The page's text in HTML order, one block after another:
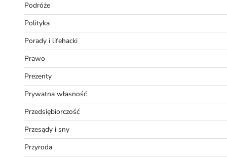
Podróże
Polityka
Porady i lifehacki
Prawo
Prezenty
Prywatna własność
Przedsiębiorczość
Przesądy i sny
Przyroda